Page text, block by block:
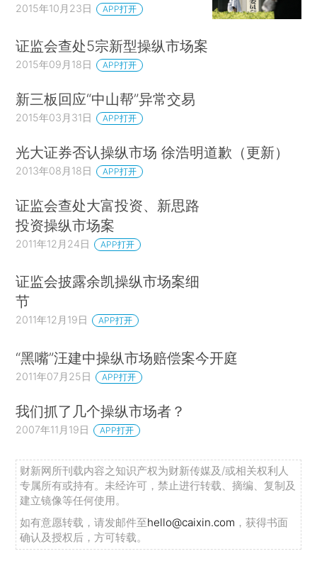
2015年10月23日 APP打开
证监会查处5宗新型操纵市场案
2015年09月18日 APP打开
新三板回应“中山帮”异常交易
2015年03月31日 APP打开
光大证券否认操纵市场 徐浩明道歉（更新）
2013年08月18日 APP打开
证监会查处大富投资、新思路
投资操纵市场案
2011年12月24日 APP打开
证监会披露余凯操纵市场案细
节
2011年12月19日 APP打开
“黑嘴”汪建中操纵市场赔偿案今开庭
2011年07月25日 APP打开
我们抓了几个操纵市场者？
2007年11月19日 APP打开
财新网所刊载内容之知识产权为财新传媒及/或相关权利人
专属所有或持有。未经许可，禁止进行转载、摘编、复制及
建立镜像等任何使用。
如有意愿转载，请发邮件至hello@caixin.com ，获得书面
确认及授权后，方可转载。